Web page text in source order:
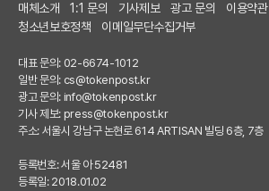
매체소개 1:1 문의 기사제보 광고 문의 이용약관
청소년보호정책
이메일무단수집거부
대표 문의: 02-6674-1012
일반 문의: cs@tokenpost.kr
광고 문의: info@tokenpost.kr
기사 제보: press@tokenpost.kr
주소: 서울시 강남구 논현로 614 ARTISAN 빌딩 6층, 7층
등록번호: 서울 아 52481
등록일: 2018.01.02